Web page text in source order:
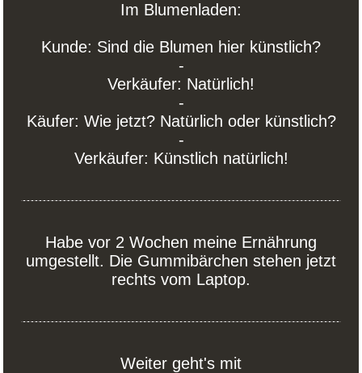
Im Blumenladen:
Kunde: Sind die Blumen hier künstlich?
-
Verkäufer: Natürlich!
-
Käufer: Wie jetzt? Natürlich oder künstlich?
-
Verkäufer: Künstlich natürlich!
Habe vor 2 Wochen meine Ernährung
umgestellt. Die Gummibärchen stehen jetzt
rechts vom Laptop.
Weiter geht's mit